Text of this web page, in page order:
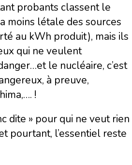
probants classent le
moins létale des sources
au kWh produit), mais ils
qui ne veulent
le nucléaire, c’est
à preuve,
!
dite » pour qui ne veut rien
pourtant, l’essentiel reste